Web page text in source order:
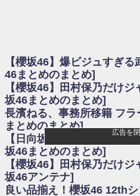
日向坂46まとめのまとめ / 【日向坂
会見の模様がこちら！
乃木坂欅坂まとめのまとめ / 【日向
カそう...
欅坂あんてな ～欅坂46のニュース
ピーズ集結！櫻坂46守屋麗奈×遠藤理子
演決定
欅坂/日向坂46まとめのまとめ / 【櫻
いた理由
日向坂46まとめのまとめ / 【日向坂
から」佐々木久美と卒業後初の共演の様
日向坂46まとめのまとめ / 【元日向
ちゃん、メンバーと会った模様
【櫻坂46】爆ビジュすぎ
46まとめのまとめ]
【櫻坂46】田村保乃だけ
坂46まとめのまとめ]
長濱ねる、事務所移籍 フ
まとめのまとめ]
【日向坂46】長濱ねる、
坂46まとめのまとめ]
【櫻坂46】田村保乃だけ
坂46アンテナ]
良い品揃え！櫻坂46 12th
広告を